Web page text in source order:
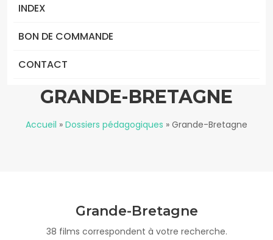
INDEX
BON DE COMMANDE
CONTACT
GRANDE-BRETAGNE
Accueil » Dossiers pédagogiques » Grande-Bretagne
Grande-Bretagne
38 films correspondent à votre recherche.